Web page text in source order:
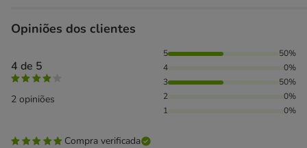
Opiniões dos clientes
4 de 5
2 opiniões
50% das pessoas avaliaram com 5 estrelas, 50% das
5
50%
4
0%
3
50%
2
0%
1
0%
Compra verificada